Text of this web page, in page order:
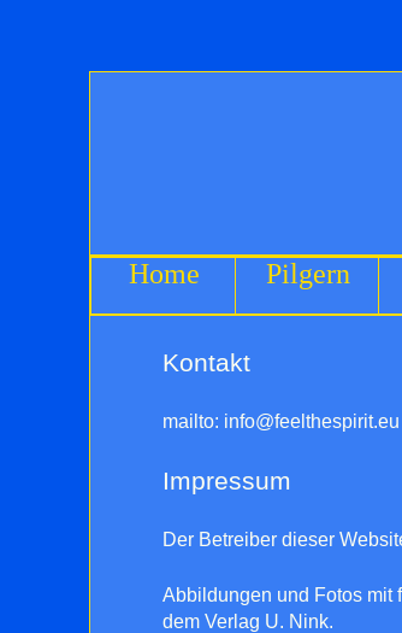
Home Pilgern
Kontakt
mailto: info@feelthespirit.eu
Impressum
Der Betreiber dieser
Abbildungen und Fotos mit
dem Verlag U. Nink.